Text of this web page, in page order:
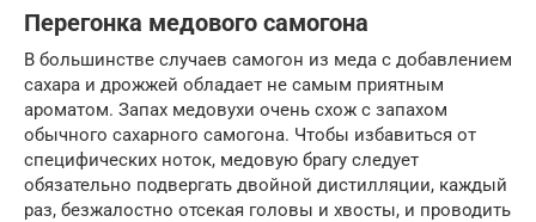
Перегонка медового самогона
В большинстве случаев самогон из меда с добавлением
сахара и дрожжей обладает не самым приятным
ароматом. Запах медовухи очень схож с запахом
обычного сахарного самогона. Чтобы избавиться от
специфических ноток, медовую брагу следует
обязательно подвергать двойной дистилляции, каждый
раз, безжалостно отсекая головы и хвосты, и проводить